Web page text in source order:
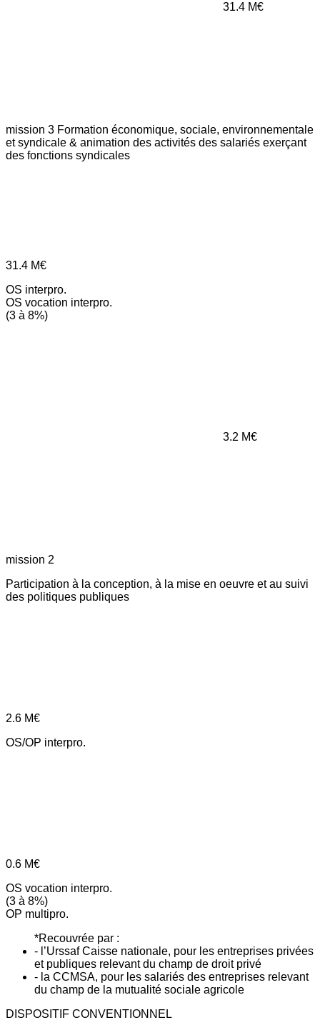
31.4 M€
mission 3 Formation économique, sociale, environnementale
et syndicale & animation des activités des salariés exerçant
des fonctions syndicales
31.4 M€
OS interpro.
OS vocation interpro.
(3 à 8%)
3.2 M€
mission 2
Participation à la conception, à la mise en oeuvre et au suivi
des politiques publiques
2.6 M€
OS/OP interpro.
0.6 M€
OS vocation interpro.
(3 à 8%)
OP multipro.
*Recouvrée par :
- l’Urssaf Caisse nationale, pour les entreprises privées
et publiques relevant du champ de droit privé
- la CCMSA, pour les salariés des entreprises relevant
du champ de la mutualité sociale agricole
DISPOSITIF CONVENTIONNEL